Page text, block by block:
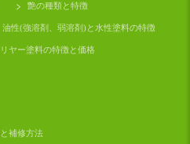
艶の種類と特徴
油性(強溶剤、弱溶剤)と水性塗料の特徴
ヤー塗料の特徴と価格
補修方法